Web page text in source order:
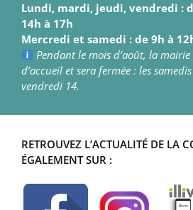
Lundi, mardi, jeudi, vendredi :
14h à 17h
Mercredi et samedi : de 9h à
Pendant le mois d’août, la
d’accueil et sera fermée : les
vendredi 14.
RETROUVEZ L’ACTUALITÉ DE LA
ÉGALEMENT SUR :